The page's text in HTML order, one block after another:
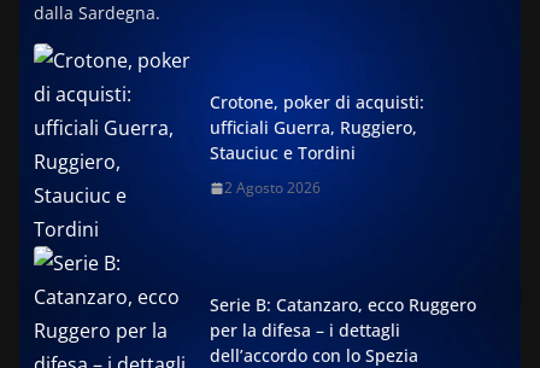
dalla Sardegna.
Crotone, poker di acquisti:
ufficiali Guerra, Ruggiero,
Stauciuc e Tordini
2 Agosto 2026
Serie B: Catanzaro, ecco Ruggero
per la difesa – i dettagli
dell’accordo con lo Spezia